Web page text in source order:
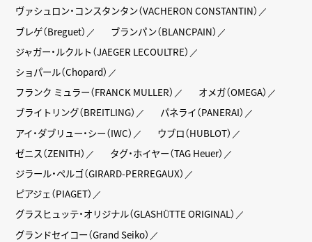
ヴァシュロン・コンスタンタン（VACHERON CONSTANTIN）
ブレゲ（Breguet）
ブランパン（BLANCPAIN）
ジャガー・ルクルト（JAEGER LECOULTRE）
ショパール（Chopard）
フランク ミュラー（FRANCK MULLER）
オメガ（OMEGA）
ブライトリング（BREITLING）
パネライ（PANERAI）
アイ・ダブリュー・シー（IWC）
ウブロ（HUBLOT）
ゼニス（ZENITH）
タグ・ホイヤー（TAG Heuer）
ジラール・ペルゴ（GIRARD-PERREGAUX）
ピアジェ（PIAGET）
グラスヒュッテ・オリジナル（GLASHÜTTE ORIGINAL）
グランドセイコー（Grand Seiko）